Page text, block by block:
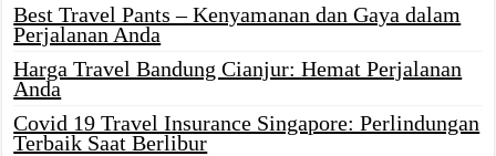
Best Travel Pants – Kenyamanan dan Gaya dalam
Perjalanan Anda
Harga Travel Bandung Cianjur: Hemat Perjalanan
Anda
Covid 19 Travel Insurance Singapore: Perlindungan
Terbaik Saat Berlibur